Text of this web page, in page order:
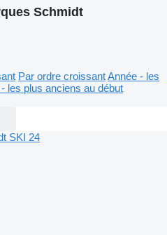
Schmidt
Par ordre croissantAnnée - les
les plus anciens au début